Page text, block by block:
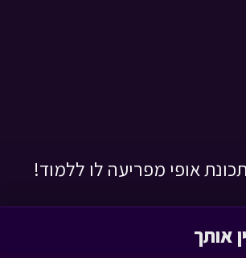
אופי מפריעה לו ללמוד!